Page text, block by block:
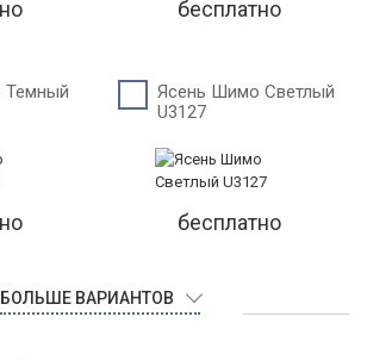
бесплатно
Ясень Шимо Светлый
U3127
бесплатно
БОЛЬШЕ ВАРИАНТОВ